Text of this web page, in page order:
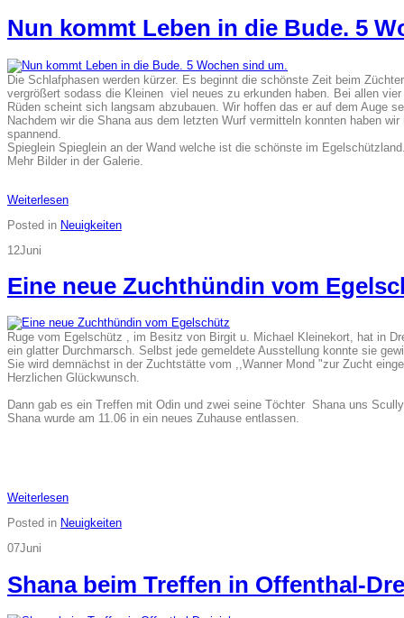
Nun kommt Leben in die Bude. 5
Die Schlafphasen werden kürzer. Es beginnt die schönste Zeit beim
vergrößert sodass die Kleinen viel neues zu erkunden haben. Bei allen
Rüden scheint sich langsam abzubauen. Wir hoffen das er auf dem Auge
Nachdem wir die Shana aus dem letzten Wurf vermitteln konnten haben
spannend.
Spieglein Spieglein an der Wand welche ist die schönste im
Mehr Bilder in der Galerie.
Weiterlesen
Posted in Neuigkeiten
12Juni
Eine neue Zuchthündin vom
Ruge vom Egelschütz , im Besitz von Birgit u. Michael Kleinekort, hat in
ein glatter Durchmarsch. Selbst jede gemeldete Ausstellung konnte sie
Sie wird demnächst in der Zuchtstätte vom ,,Wanner Mond "zur Zucht
Herzlichen Glückwunsch.
Dann gab es ein Treffen mit Odin und zwei seine Töchter Shana uns
Shana wurde am 11.06 in ein neues Zuhause entlassen.
Weiterlesen
Posted in Neuigkeiten
07Juni
Shana beim Treffen in Offenthal-